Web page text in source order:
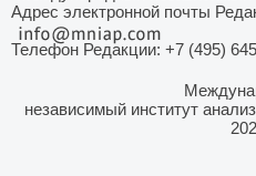
Адрес электронной почты
Телефон Редакции: +7 (495)
независимый институт